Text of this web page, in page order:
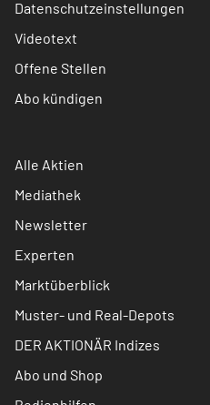
Datenschutzeinstellungen
Videotext
Offene Stellen
Abo kündigen
Alle Aktien
Mediathek
Newsletter
Experten
Marktüberblick
Muster- und Real-Depots
DER AKTIONÄR Indizes
Abo und Shop